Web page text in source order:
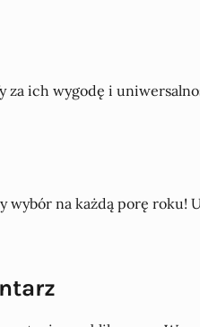
za ich wygodę i
wybór na każdą porę roku!